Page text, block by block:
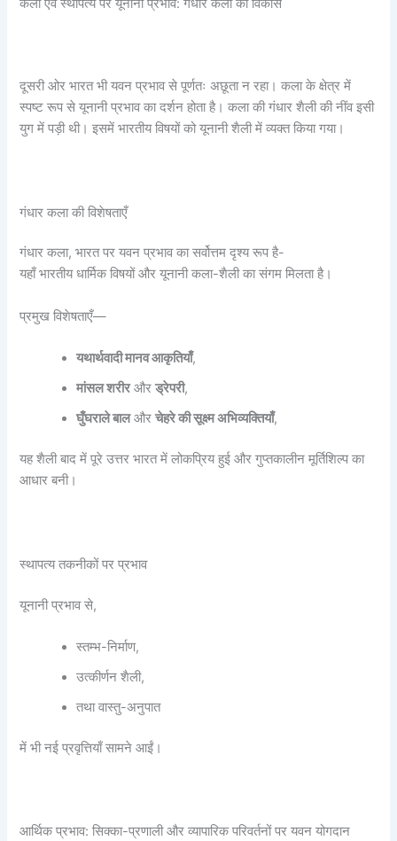
कला एवं स्थापत्य पर यूनानी प्रभाव: गंधार कला का विकास
दूसरी ओर भारत भी यवन प्रभाव से पूर्णतः अछूता न रहा। कला के क्षेत्र में
स्पष्ट रूप से यूनानी प्रभाव का दर्शन होता है। कला की गंधार शैली की नींव इसी
युग में पड़ी थी। इसमें भारतीय विषयों को यूनानी शैली में व्यक्त किया गया।
गंधार कला की विशेषताएँ
गंधार कला, भारत पर यवन प्रभाव का सर्वोत्तम दृश्य रूप है-
यहाँ भारतीय धार्मिक विषयों और यूनानी कला-शैली का संगम मिलता है।
प्रमुख विशेषताएँ—
यथार्थवादी मानव आकृतियाँ,
मांसल शरीरऔरड्रेपरी,
घुँघराले बालऔरचेहरे की सूक्ष्म अभिव्यक्तियाँ,
यह शैली बाद में पूरे उत्तर भारत में लोकप्रिय हुई और गुप्तकालीन मूर्तिशिल्प का
आधार बनी।
स्थापत्य तकनीकों पर प्रभाव
यूनानी प्रभाव से,
स्तम्भ-निर्माण,
उत्कीर्णन शैली,
तथा वास्तु-अनुपात
में भी नई प्रवृत्तियाँ सामने आईं।
आर्थिक प्रभाव: सिक्का-प्रणाली और व्यापारिक परिवर्तनों पर यवन योगदान